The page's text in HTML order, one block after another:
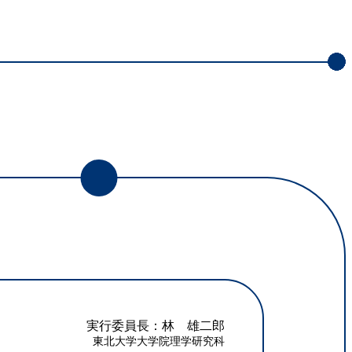
実行委員長：林 雄二郎
東北大学大学院理学研究科